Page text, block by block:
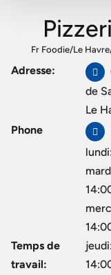
Fr Foodie/Le Havre
Adresse:
de
Le
Phone
Temps de
travail: